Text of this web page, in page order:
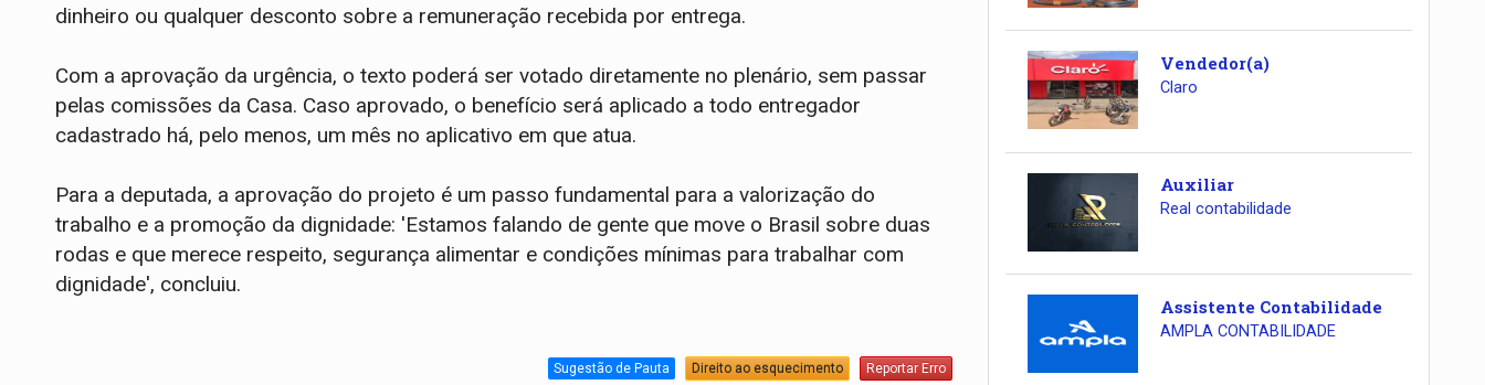
dinheiro ou qualquer desconto sobre a remuneração recebida por entrega.
Com a aprovação da urgência, o texto poderá ser votado diretamente no plenário, sem passar
pelas comissões da Casa. Caso aprovado, o benefício será aplicado a todo entregador
cadastrado há, pelo menos, um mês no aplicativo em que atua.
Para a deputada, a aprovação do projeto é um passo fundamental para a valorização do
trabalho e a promoção da dignidade: 'Estamos falando de gente que move o Brasil sobre duas
rodas e que merece respeito, segurança alimentar e condições mínimas para trabalhar com
dignidade', concluiu.
Sugestão de Pauta Direito ao esquecimento Reportar Erro
Vendedor(a)
Claro
Auxiliar
Real contabilidade
Assistente Contabilidade
AMPLA CONTABILIDADE